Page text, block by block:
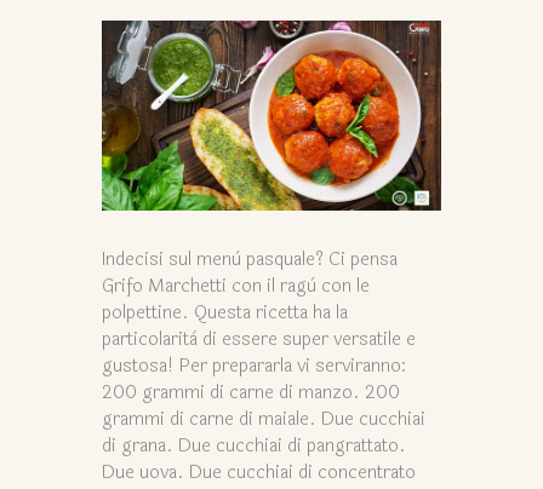
Indecisi sul menù pasquale? Ci pensa
Grifo Marchetti con il ragù con le
polpettine. Questa ricetta ha la
particolarità di essere super versatile e
gustosa! Per prepararla vi serviranno:
200 grammi di carne di manzo. 200
grammi di carne di maiale. Due cucchiai
di grana. Due cucchiai di pangrattato.
Due uova. Due cucchiai di concentrato